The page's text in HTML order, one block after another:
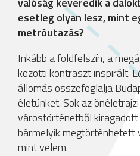
esetleg olyan lesz, mint
metróutazás?
Inkább a földfelszín, a
közötti kontraszt inspirált.
állomás összefoglalja
életünket. Sok az
várostörténetből
bármelyik megtörténhetett
mint velem.